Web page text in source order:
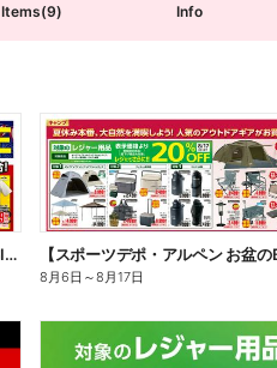
Items(9) Info
【スポーツデポ・アルペン お盆のBIG SALE!】
8月6日 ～8月17日